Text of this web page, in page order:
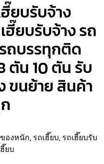
ยบรับจ้าง
ฮี๊ยบรับจ้าง รถ
รถบรรทุกติด
ตัน 10 ตัน รับ
ขนย้าย สินค้า
องหนัก, รถเฮี๊ยบ, รถเฮี๊ยบรับ
ยบ